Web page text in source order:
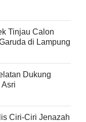
Tinjau Calon
di Lampung
Dukung
Ciri-Ciri Jenazah